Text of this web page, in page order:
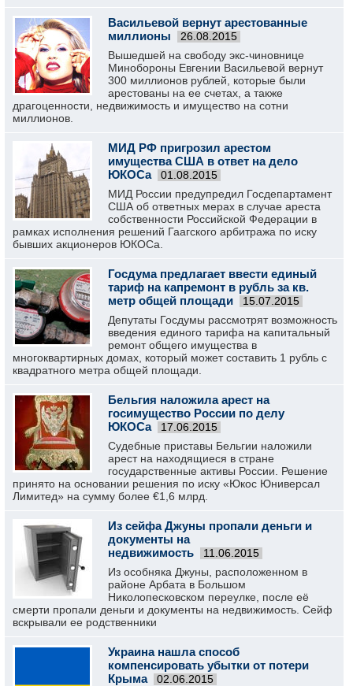
Васильевой вернут арестованные
миллионы
26.08.2015
Вышедшей на свободу экс-чиновнице
Минобороны Евгении Васильевой вернут
300 миллионов рублей, которые были
арестованы на ее счетах, а также
драгоценности, недвижимость и имущество на сотни
миллионов.
МИД РФ пригрозил арестом
имущества США в ответ на дело
ЮКОСа
01.08.2015
МИД России предупредил Госдепартамент
США об ответных мерах в случае ареста
собственности Российской Федерации в
рамках исполнения решений Гаагского арбитража по иску
бывших акционеров ЮКОСа.
Госдума предлагает ввести единый
тариф на капремонт в рубль за кв.
метр общей площади
15.07.2015
Депутаты Госдумы рассмотрят возможность
введения единого тарифа на капитальный
ремонт общего имущества в
многоквартирных домах, который может составить 1 рубль с
квадратного метра общей площади.
Бельгия наложила арест на
госимущество России по делу
ЮКОСа
17.06.2015
Судебные приставы Бельгии наложили
арест на находящиеся в стране
государственные активы России. Решение
принято на основании решения по иску «Юкос Юниверсал
Лимитед» на сумму более €1,6 млрд.
Из сейфа Джуны пропали деньги и
документы на
недвижимость
11.06.2015
Из особняка Джуны, расположенном в
районе Арбата в Большом
Николопесковском переулке, после её
смерти пропали деньги и документы на недвижимость. Сейф
вскрывали ее родственники
Украина нашла способ
компенсировать убытки от потери
Крыма
02.06.2015